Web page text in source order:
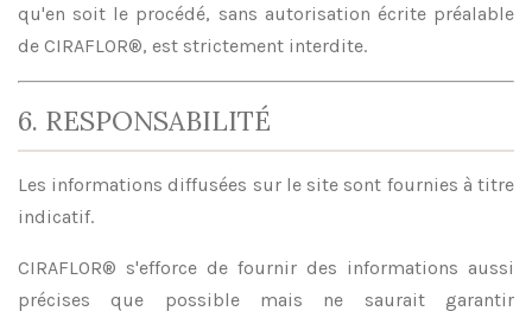
qu'en soit le procédé, sans autorisation écrite préalable
de CIRAFLOR®, est strictement interdite.
6. RESPONSABILITÉ
Les informations diffusées sur le site sont fournies à titre
indicatif.
CIRAFLOR® s'efforce de fournir des informations aussi
précises que possible mais ne saurait garantir